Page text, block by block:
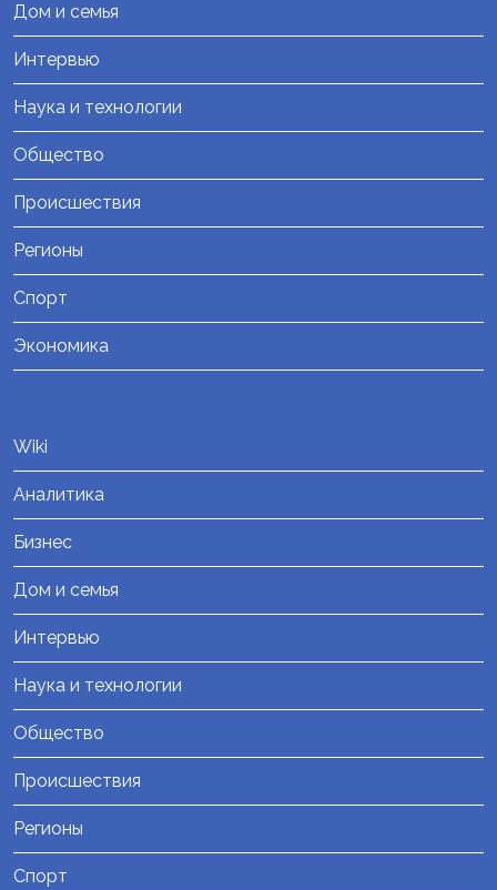
Дом и семья
Интервью
Наука и технологии
Общество
Происшествия
Регионы
Спорт
Экономика
Wiki
Аналитика
Бизнес
Дом и семья
Интервью
Наука и технологии
Общество
Происшествия
Регионы
Спорт